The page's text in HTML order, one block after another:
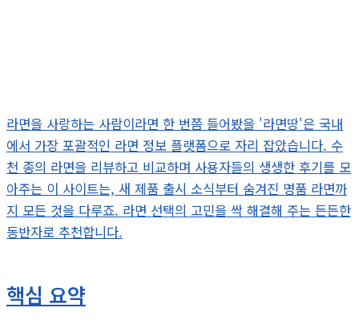
라면을 사랑하는 사람이라면 한 번쯤 들어봤을 '라면땅'은 국내
에서 가장 포괄적인 라면 정보 플랫폼으로 자리 잡았습니다. 수
천 종의 라면을 리뷰하고 비교하며 사용자들의 생생한 후기를 모
아주는 이 사이트는, 새 제품 출시 소식부터 숨겨진 명품 라면까
지 모든 것을 다루죠. 라면 선택의 고민을 싹 해결해 주는 든든한
동반자로 추천합니다.
핵심 요약